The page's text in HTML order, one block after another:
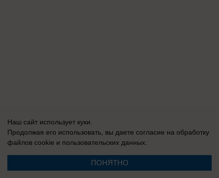
Наш сайт использует куки.
Продолжая его использовать, вы даете согласие на обработку
файлов cookie и пользовательских данных.
ПОНЯТНО